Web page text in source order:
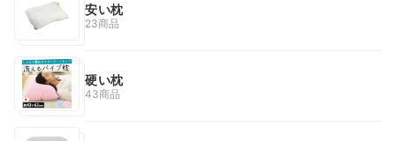
安い枕
23商品
硬い枕
43商品